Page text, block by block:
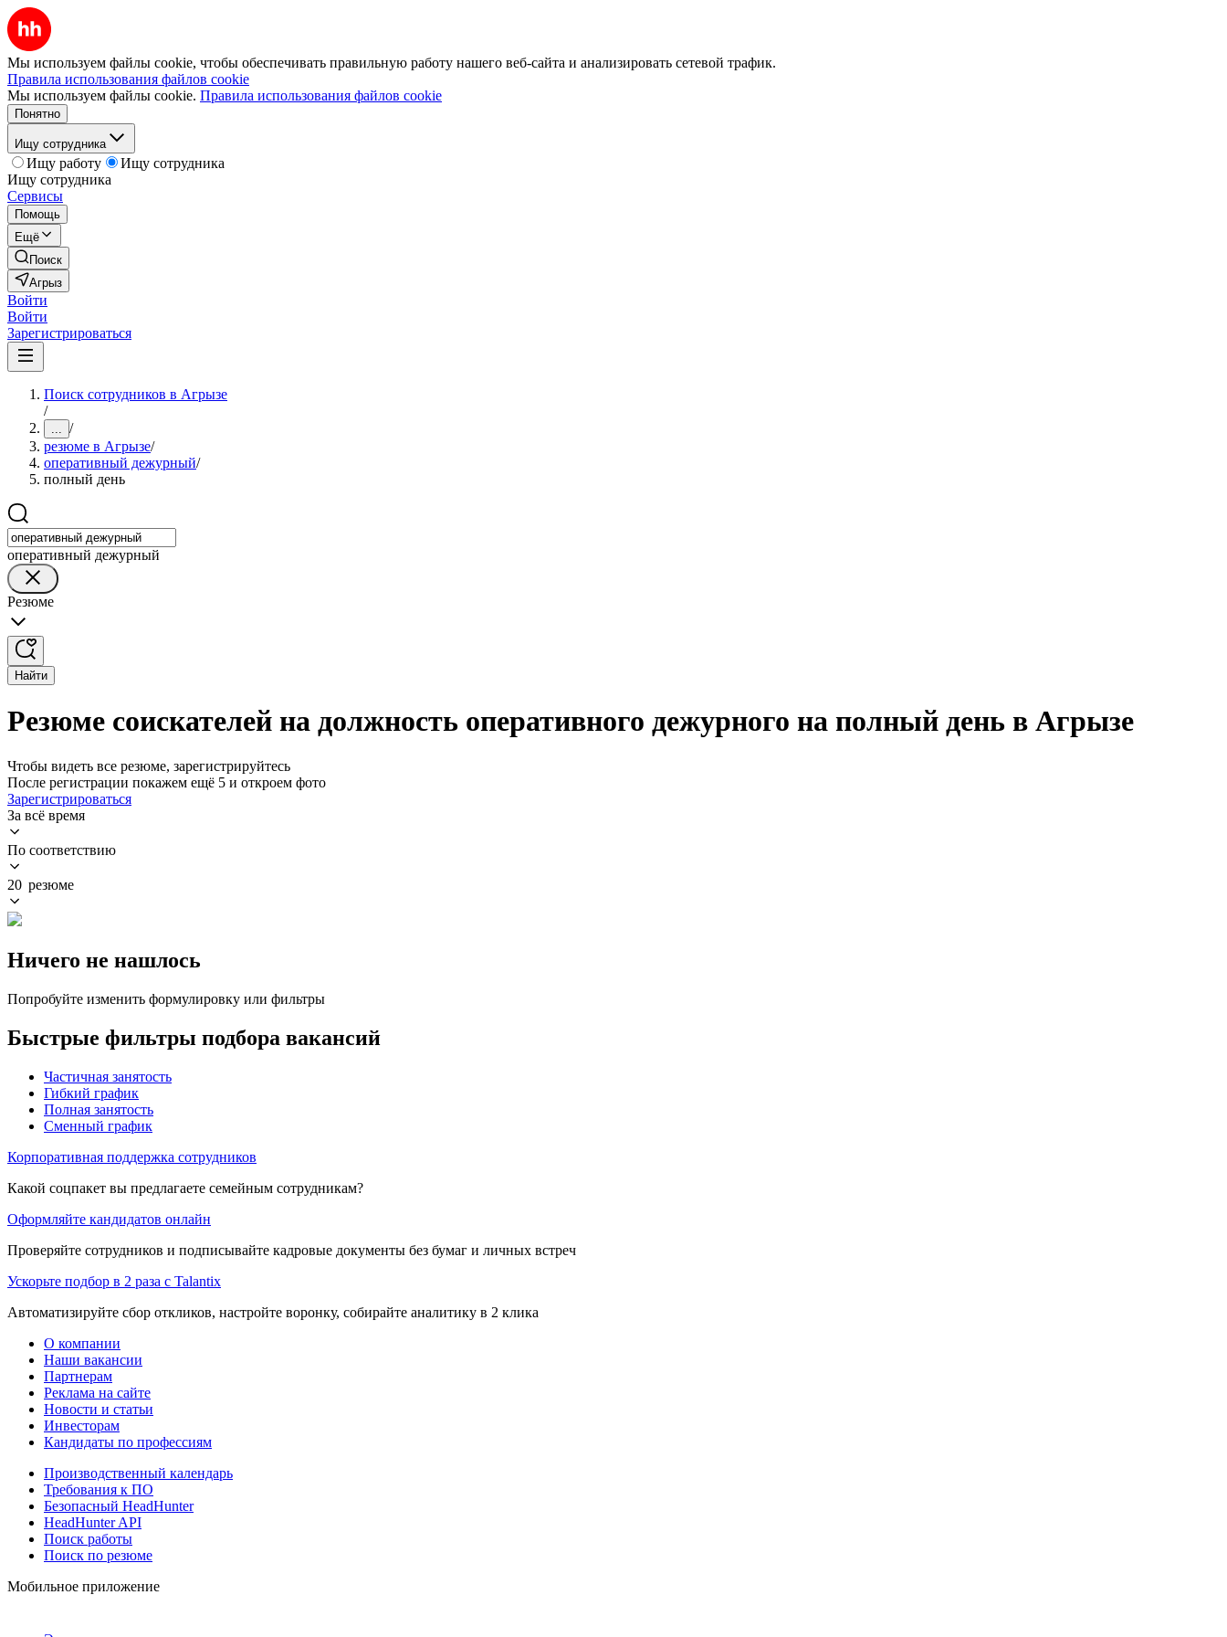
Мы используем файлы cookie, чтобы обеспечивать правильную работу нашего веб-сайта и анализировать сетевой трафик.
Правила использования файлов cookie
Мы используем файлы cookie. Правила использования файлов cookie
Понятно
Ищу сотрудника
Ищу работу
Ищу сотрудника
Ищу сотрудника
Сервисы
Помощь
Ещё
Поиск
Агрыз
Войти
Войти
Зарегистрироваться
Поиск сотрудников в Агрызе
/
... /
резюме в Агрызе/
оперативный дежурный/
полный день
оперативный дежурный
Резюме
Найти
Резюме соискателей на должность оперативного дежурного на полный день в Агрызе
Чтобы видеть все резюме, зарегистрируйтесь
После регистрации покажем ещё 5 и откроем фото
Зарегистрироваться
За всё время
По соответствию
20 резюме
Ничего не нашлось
Попробуйте изменить формулировку или фильтры
Быстрые фильтры подбора вакансий
Частичная занятость
Гибкий график
Полная занятость
Сменный график
Корпоративная поддержка сотрудников
Какой соцпакет вы предлагаете семейным сотрудникам?
Оформляйте кандидатов онлайн
Проверяйте сотрудников и подписывайте кадровые документы без бумаг и личных встреч
Ускорьте подбор в 2 раза с Talantix
Автоматизируйте сбор откликов, настройте воронку, собирайте аналитику в 2 клика
О компании
Наши вакансии
Партнерам
Реклама на сайте
Новости и статьи
Инвесторам
Кандидаты по профессиям
Производственный календарь
Требования к ПО
Безопасный HeadHunter
HeadHunter API
Поиск работы
Поиск по резюме
Мобильное приложение